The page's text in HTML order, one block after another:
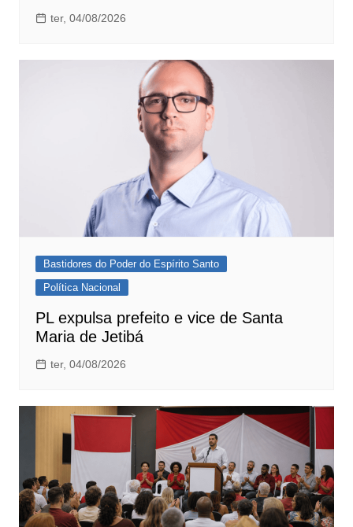
ter, 04/08/2026
Bastidores do Poder do Espírito Santo
Política Nacional
PL expulsa prefeito e vice de Santa
Maria de Jetibá
ter, 04/08/2026